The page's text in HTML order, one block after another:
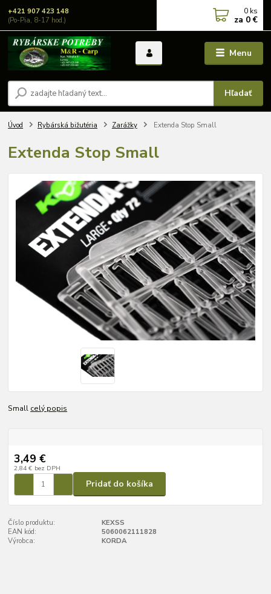
Menu
Hľadať
+421 907 423 148
(Po-Pia, 8-17 hod.)
0 ks
za 0 €
Úvod Rybárská bižutéria Zarážky Extenda Stop Small
Extenda Stop Small
Small celý popis
3,49 €
2,84 € bez DPH
Pridať do košíka
Číslo produktu:
KEXSS
EAN kód:
5060062111828
Výrobca:
KORDA